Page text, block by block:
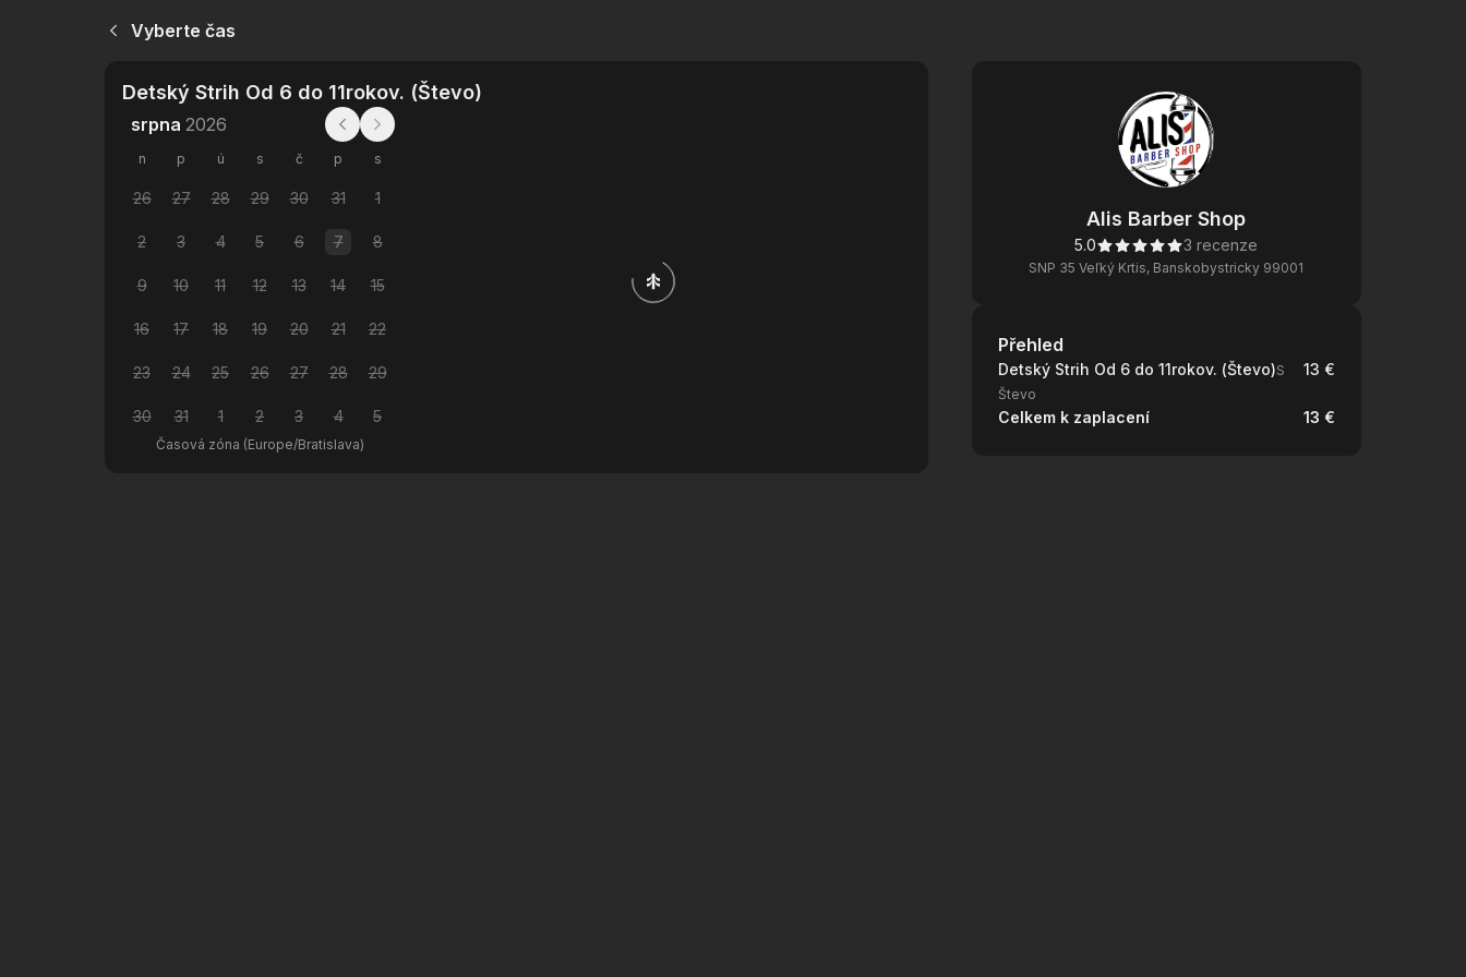
Vyberte čas
Detský Strih Od 6 do 11rokov. (Števo)
srpna 2026
n p ú s č p s
26 27 28 29 30 31 1
2 3 4 5 6 7 8
9 10 11 12 13 14 15
16 17 18 19 20 21 22
23 24 25 26 27 28 29
30 31 1 2 3 4 5
Časová zóna (Europe/Bratislava)
Alis Barber Shop
5.0 3 recenze
SNP 35 Veľký Krtis, Banskobystricky 99001
Přehled
Přehled
Detský Strih Od 6 do 11rokov. (Števo)S
Števo
13 €
Celkem k zaplacení 13 €